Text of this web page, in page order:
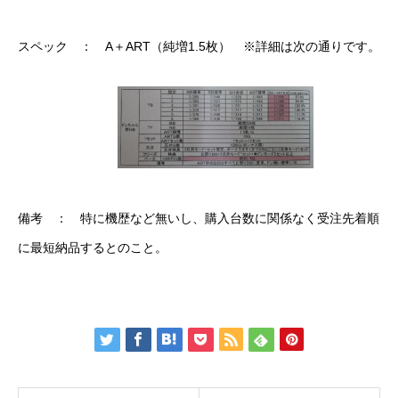
スペック ： A＋ART（純増1.5枚） ※詳細は次の通りです。
備考 ： 特に機歴など無いし、購入台数に関係なく受注先着順
に最短納品するとのこと。